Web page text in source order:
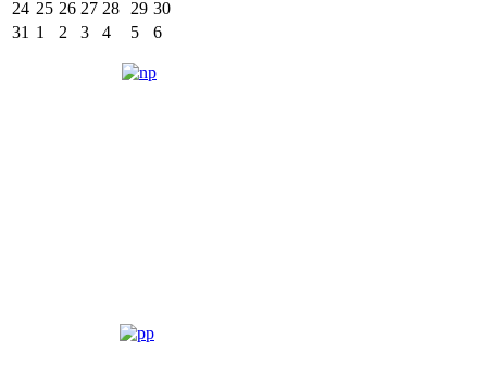
24 25 26 27 28 29 30
31 1 2 3 4 5 6